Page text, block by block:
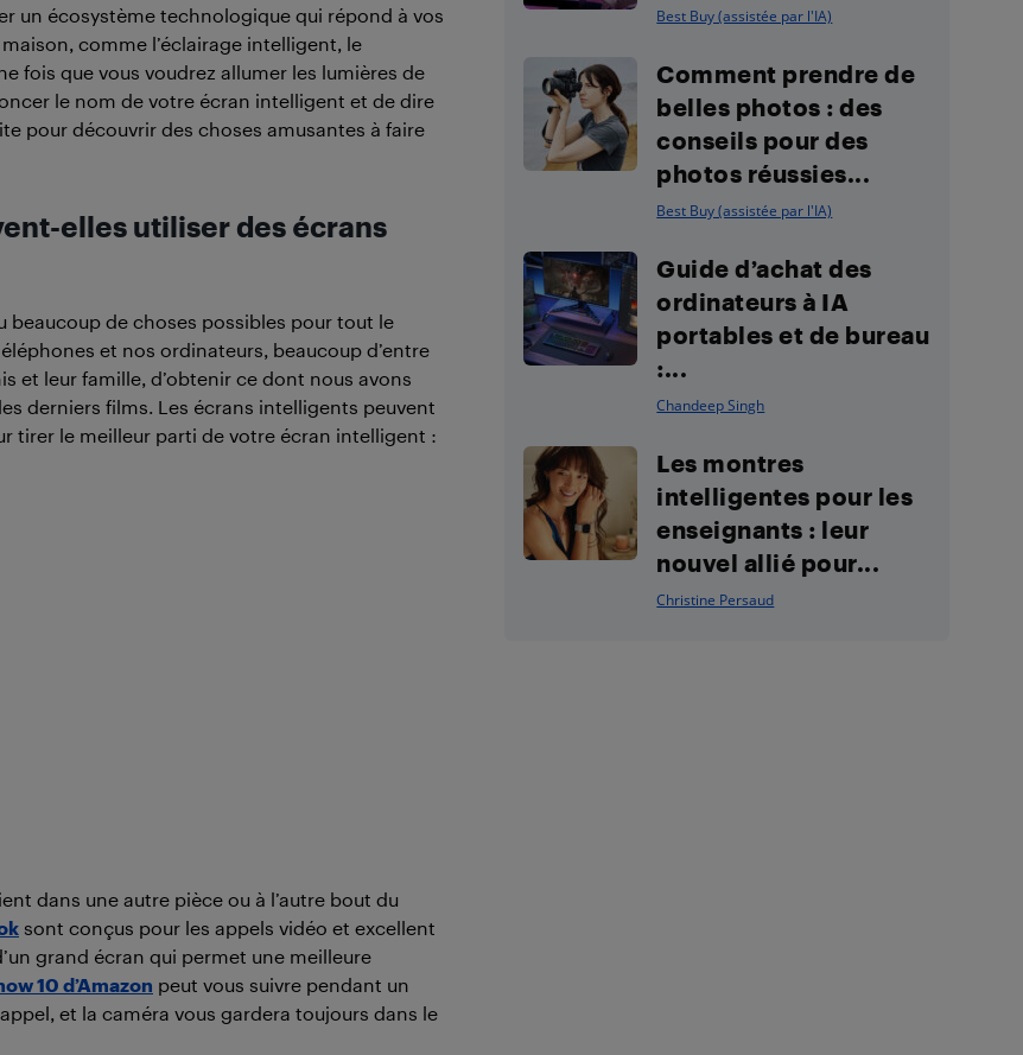
un écosystème technologique qui répond à vos
comme l’éclairage intelligent, le
fois que vous voudrez allumer les lumières de
le nom de votre écran intelligent et de dire
pour découvrir des choses amusantes à faire
elles utiliser des écrans
de choses possibles pour tout le
et nos ordinateurs, beaucoup d’entre
et leur famille, d’obtenir ce dont nous avons
derniers films. Les écrans intelligents peuvent
tirer le meilleur parti de votre écran intelligent :
dans une autre pièce ou à l’autre bout du
sont conçus pour les appels vidéo et excellent
grand écran qui permet une meilleure
10 d’Amazon peut vous suivre pendant un
et la caméra vous gardera toujours dans le
Best Buy (assistée par l'IA)
Comment prendre de
belles photos : des
conseils pour des
photos réussies...
Best Buy (assistée par l'IA)
Guide d’achat des
ordinateurs à IA
portables et de bureau
:...
Chandeep Singh
Les montres
intelligentes pour les
enseignants : leur
nouvel allié pour...
Christine Persaud